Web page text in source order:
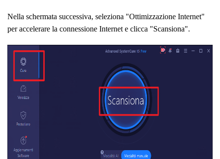
Nella schermata successiva, seleziona "Ottimizzazione Internet"
per accelerare la connessione Internet e clicca "Scansiona".